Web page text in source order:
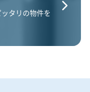
タリの物件を